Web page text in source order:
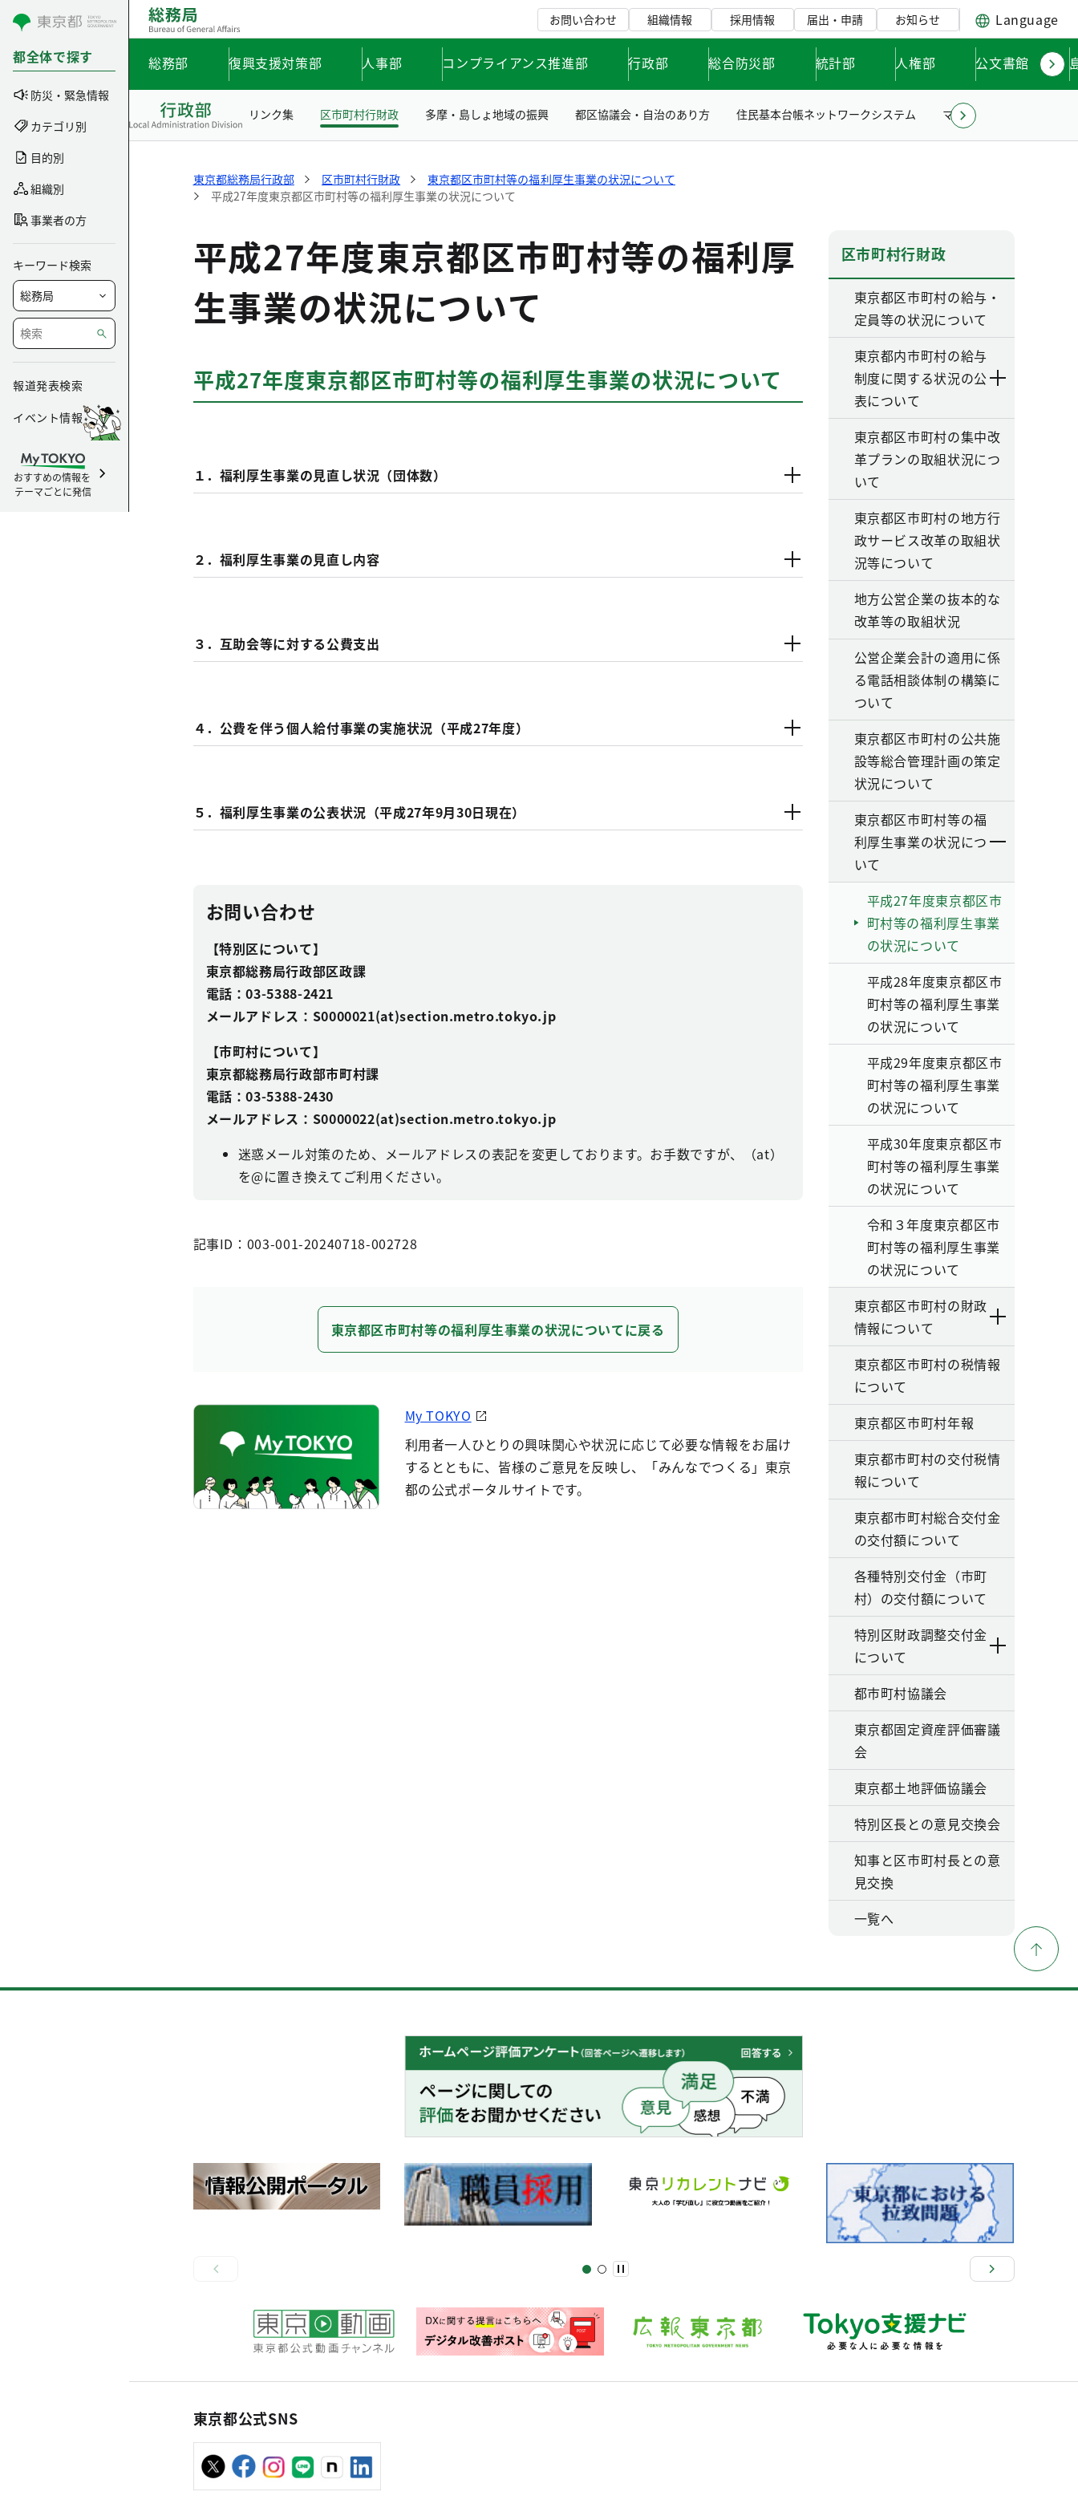
コンテンツにスキップ
都全体で探す
防災・緊急情報
カテゴリ別
目的別
組織別
事業者の方
キーワード検索
報道発表検索
イベント情報
おすすめの情報を
テーマごとに発信
お問い合わせ 組織情報 採用情報 届出・申請 お知らせ Language
総務部 復興支援対策部 人事部 コンプライアンス推進部 行政部 総合防災部 統計部 人権部 公文書館
リンク集 区市町村行財政 多摩・島しょ地域の振興 都区協議会・自治のあり方 住民基本台帳ネットワークシステム マイナンバーカード・公
東京都総務局行政部 区市町村行財政
東京都区市町村等の福利厚生事業の状況について
平成27年度東京都区市町村等の福利厚生事業の状況について
平成27年度東京都区市町村等の福利厚
生事業の状況について
平成27年度東京都区市町村等の福利厚生事業の状況について
１．福利厚生事業の見直し状況（団体数）
２．福利厚生事業の見直し内容
３．互助会等に対する公費支出
４．公費を伴う個人給付事業の実施状況（平成27年度）
５．福利厚生事業の公表状況（平成27年9月30日現在）
お問い合わせ
【特別区について】
東京都総務局行政部区政課
電話：03-5388-2421
メールアドレス：S0000021(at)section.metro.tokyo.jp
【市町村について】
東京都総務局行政部市町村課
電話：03-5388-2430
メールアドレス：S0000022(at)section.metro.tokyo.jp
迷惑メール対策のため、メールアドレスの表記を変更しております。お手数ですが、（at）
を@に置き換えてご利用ください。
記事ID：003-001-20240718-002728
東京都区市町村等の福利厚生事業の状況についてに戻る
My TOKYO
利用者一人ひとりの興味関心や状況に応じて必要な情報をお届け
するとともに、皆様のご意見を反映し、「みんなでつくる」東京
都の公式ポータルサイトです。
区市町村行財政
東京都区市町村の給与・
定員等の状況について
東京都内市町村の給与
制度に関する状況の公
表について
東京都区市町村の集中改
革プランの取組状況につ
いて
東京都区市町村の地方行
政サービス改革の取組状
況等について
地方公営企業の抜本的な
改革等の取組状況
公営企業会計の適用に係
る電話相談体制の構築に
ついて
東京都区市町村の公共施
設等総合管理計画の策定
状況について
東京都区市町村等の福
利厚生事業の状況につ
いて
平成27年度東京都区市
町村等の福利厚生事業
の状況について
平成28年度東京都区市
町村等の福利厚生事業
の状況について
平成29年度東京都区市
町村等の福利厚生事業
の状況について
平成30年度東京都区市
町村等の福利厚生事業
の状況について
令和３年度東京都区市
町村等の福利厚生事業
の状況について
東京都区市町村の財政
情報について
東京都区市町村の税情報
について
東京都区市町村年報
東京都市町村の交付税情
報について
東京都市町村総合交付金
の交付額について
各種特別交付金（市町
村）の交付額について
特別区財政調整交付金
について
都市町村協議会
東京都固定資産評価審議
会
東京都土地評価協議会
特別区長との意見交換会
知事と区市町村長との意
見交換
一覧へ
東京都公式SNS